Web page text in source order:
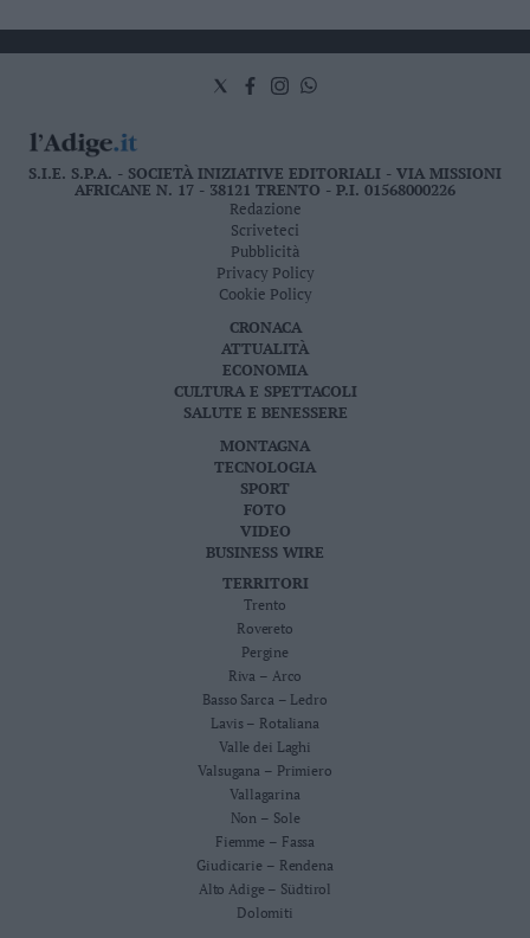
S.I.E. S.P.A. - SOCIETÀ INIZIATIVE EDITORIALI - VIA MISSIONI
AFRICANE N. 17 - 38121 TRENTO - P.I. 01568000226
Redazione
Scriveteci
Pubblicità
Privacy Policy
Cookie Policy
CRONACA
ATTUALITÀ
ECONOMIA
CULTURA E SPETTACOLI
SALUTE E BENESSERE
MONTAGNA
TECNOLOGIA
SPORT
FOTO
VIDEO
BUSINESS WIRE
TERRITORI
Trento
Rovereto
Pergine
Riva – Arco
Basso Sarca – Ledro
Lavis – Rotaliana
Valle dei Laghi
Valsugana – Primiero
Vallagarina
Non – Sole
Fiemme – Fassa
Giudicarie – Rendena
Alto Adige – Südtirol
Dolomiti